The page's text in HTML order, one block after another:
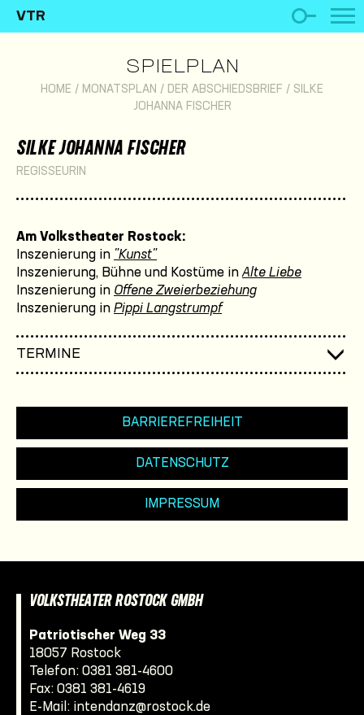
VTR
SPIELPLAN
HOME / MONATSPLAN / DER ABSCHIEDSBRIEF / SILKE
JOHANNA FISCHER
SILKE JOHANNA FISCHER
REGISSEURIN
Am Volkstheater Rostock:
Inszenierung in "Kunst"
Inszenierung, Bühne und Kostüme in Alte Liebe
Inszenierung in Offene Zweierbeziehung
Inszenierung in Pippi Langstrumpf
TERMINE
BARRIEREFREIHEIT
DATENSCHUTZ
IMPRESSUM
VOLKSTHEATER ROSTOCK GMBH
Patriotischer Weg 33
18057 Rostock
Telefon: 0381 381-4600
Fax: 0381 381-4619
E-Mail: intendanz@rostock.de